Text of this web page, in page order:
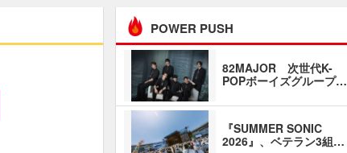
POWER PUSH
82MAJOR 次世代K-
POPボーイズグループ…
『SUMMER SONIC
2026』、ベテラン3組…